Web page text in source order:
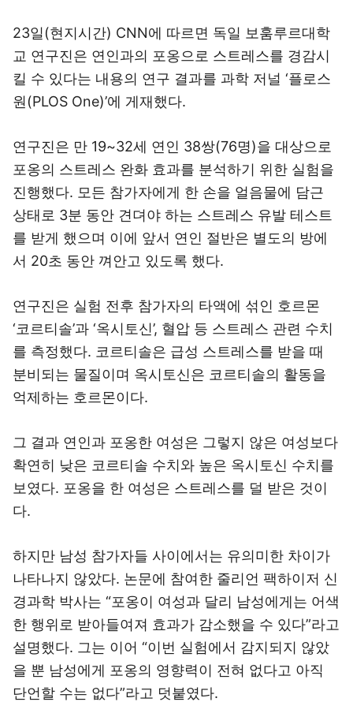
23일(현지시간) CNN에 따르면 독일 보훔루르대학
교 연구진은 연인과의 포옹으로 스트레스를 경감시
킬 수 있다는 내용의 연구 결과를 과학 저널 ‘플로스
원(PLOS One)’에 게재했다.
연구진은 만 19~32세 연인 38쌍(76명)을 대상으로
포옹의 스트레스 완화 효과를 분석하기 위한 실험을
진행했다. 모든 참가자에게 한 손을 얼음물에 담근
상태로 3분 동안 견뎌야 하는 스트레스 유발 테스트
를 받게 했으며 이에 앞서 연인 절반은 별도의 방에
서 20초 동안 껴안고 있도록 했다.
연구진은 실험 전후 참가자의 타액에 섞인 호르몬
‘코르티솔’과 ‘옥시토신’, 혈압 등 스트레스 관련 수치
를 측정했다. 코르티솔은 급성 스트레스를 받을 때
분비되는 물질이며 옥시토신은 코르티솔의 활동을
억제하는 호르몬이다.
그 결과 연인과 포옹한 여성은 그렇지 않은 여성보다
확연히 낮은 코르티솔 수치와 높은 옥시토신 수치를
보였다. 포옹을 한 여성은 스트레스를 덜 받은 것이
다.
하지만 남성 참가자들 사이에서는 유의미한 차이가
나타나지 않았다. 논문에 참여한 줄리언 팩하이저 신
경과학 박사는 “포옹이 여성과 달리 남성에게는 어색
한 행위로 받아들여져 효과가 감소했을 수 있다”라고
설명했다. 그는 이어 “이번 실험에서 감지되지 않았
을 뿐 남성에게 포옹의 영향력이 전혀 없다고 아직
단언할 수는 없다”라고 덧붙였다.